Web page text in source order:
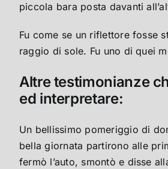
piccola bara posta davanti
Fu come se un riflettore fosse
raggio di sole. Fu uno di quei
Altre testimonianze
ed interpretare:
Un bellissimo pomeriggio di
bella giornata partirono alle
fermò l’auto, smontò e disse